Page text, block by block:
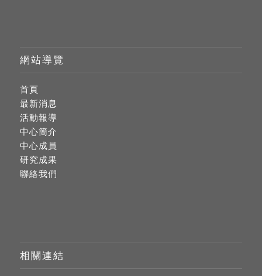
網站導覽
首頁
最新消息
活動報導
中心簡介
中心成員
研究成果
聯絡我們
相關連結